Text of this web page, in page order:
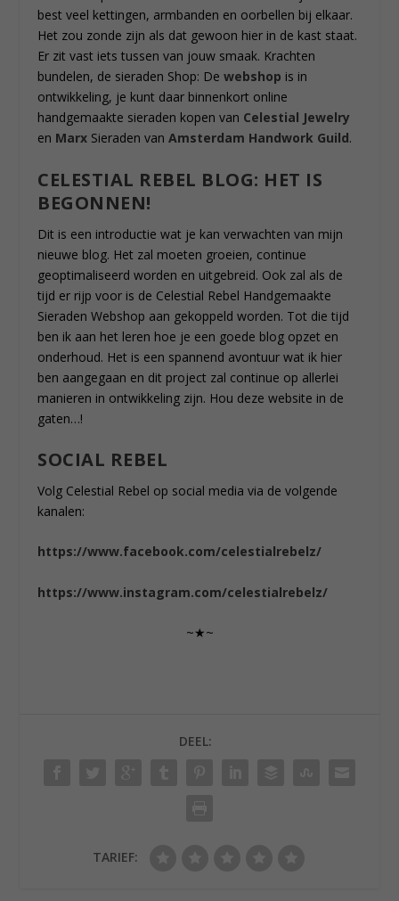
best veel kettingen, armbanden en oorbellen bij elkaar.
Het zou zonde zijn als dat gewoon hier in de kast staat.
Er zit vast iets tussen van jouw smaak. Krachten
bundelen, de sieraden Shop: Dewebshop is in
ontwikkeling, je kunt daar binnenkort online
handgemaakte sieraden kopen van Celestial Jewelry
en Marx Sieraden vanAmsterdam Handwork Guild.
CELESTIAL REBEL BLOG: HET IS
BEGONNEN!
Dit is een introductie wat je kan verwachten van mijn
nieuwe blog. Het zal moeten groeien, continue
geoptimaliseerd worden en uitgebreid. Ook zal als de
tijd er rijp voor is de Celestial Rebel Handgemaakte
Sieraden Webshop aan gekoppeld worden. Tot die tijd
ben ik aan het leren hoe je een goede blog opzet en
onderhoud. Het is een spannend avontuur wat ik hier
ben aangegaan en dit project zal continue op allerlei
manieren in ontwikkeling zijn. Hou deze website in de
gaten…!
SOCIAL REBEL
Volg Celestial Rebel op social media via de volgende
kanalen:
https://www.facebook.com/celestialrebelz/
https://www.instagram.com/celestialrebelz/
~★~
DEEL:
TARIEF: